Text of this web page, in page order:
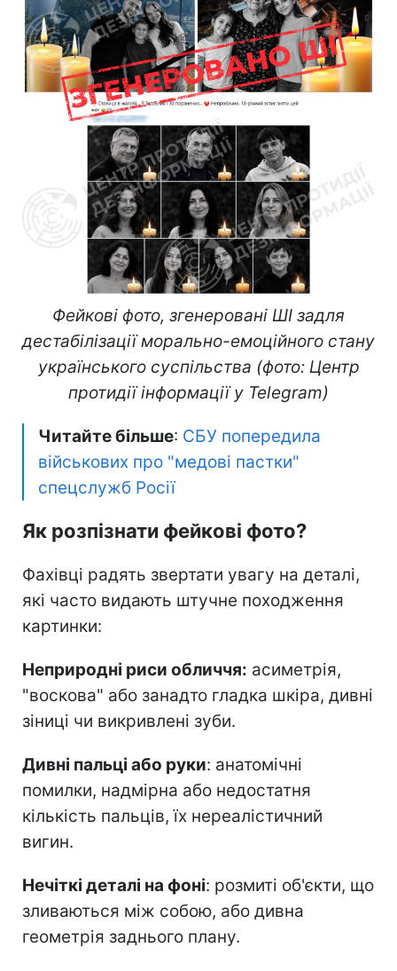
Фейкові фото, згенеровані ШІ задля
дестабілізації морально-емоційного стану
українського суспільства (фото: Центр
протидії інформації у Telegram)
Читайте більше: СБУ попередила
військових про "медові пастки"
спецслужб Росії
Як розпізнати фейкові фото?
Фахівці радять звертати увагу на деталі,
які часто видають штучне походження
картинки:
Неприродні риси обличчя: асиметрія,
"воскова" або занадто гладка шкіра, дивні
зіниці чи викривлені зуби.
Дивні пальці або руки: анатомічні
помилки, надмірна або недостатня
кількість пальців, їх нереалістичний
вигин.
Нечіткі деталі на фоні: розмиті об'єкти, що
зливаються між собою, або дивна
геометрія заднього плану.